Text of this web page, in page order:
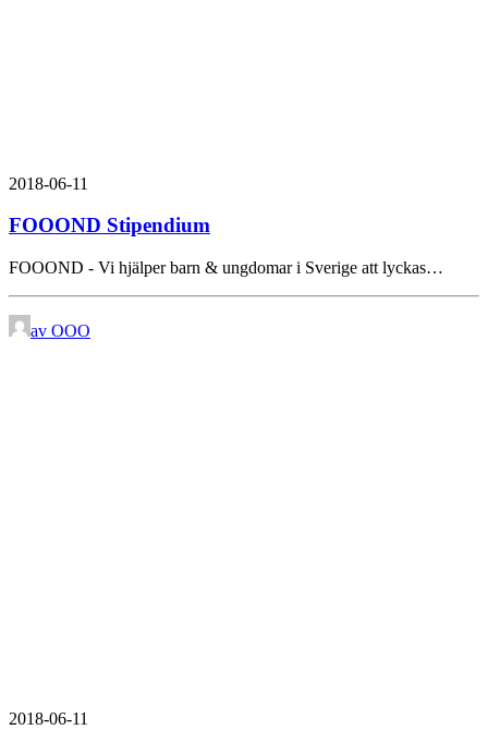
2018-06-11
FOOOND Stipendium
FOOOND - Vi hjälper barn & ungdomar i Sverige att lyckas…
av OOO
2018-06-11